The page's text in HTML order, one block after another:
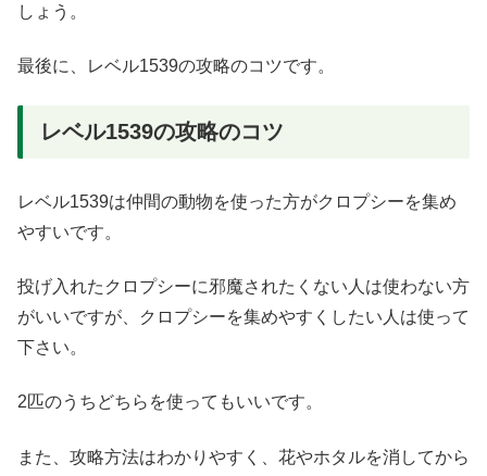
しょう。
最後に、レベル1539の攻略のコツです。
レベル1539の攻略のコツ
レベル1539は仲間の動物を使った方がクロプシーを集め
やすいです。
投げ入れたクロプシーに邪魔されたくない人は使わない方
がいいですが、クロプシーを集めやすくしたい人は使って
下さい。
2匹のうちどちらを使ってもいいです。
また、攻略方法はわかりやすく、花やホタルを消してから